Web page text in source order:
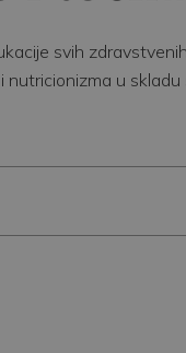
svih
nutricionizma u